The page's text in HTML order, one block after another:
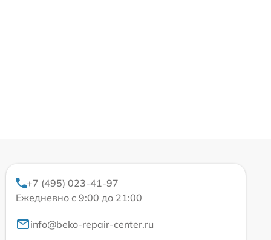
+7 (495) 023-41-97
Ежедневно с 9:00 до 21:00
info@beko-repair-center.ru